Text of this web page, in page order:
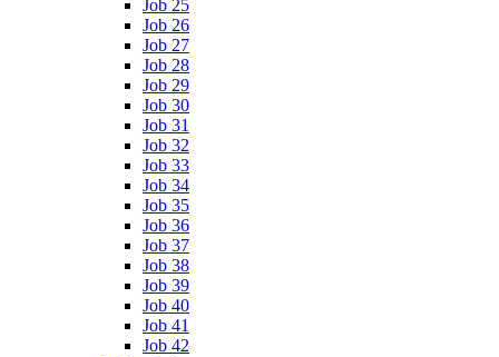
Job 25
Job 26
Job 27
Job 28
Job 29
Job 30
Job 31
Job 32
Job 33
Job 34
Job 35
Job 36
Job 37
Job 38
Job 39
Job 40
Job 41
Job 42